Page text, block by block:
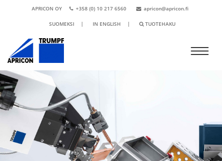
APRICON OY +358 (0) 10 217 6560 apricon@apricon.fi
SUOMEKSI | IN ENGLISH | TUOTEHAKU